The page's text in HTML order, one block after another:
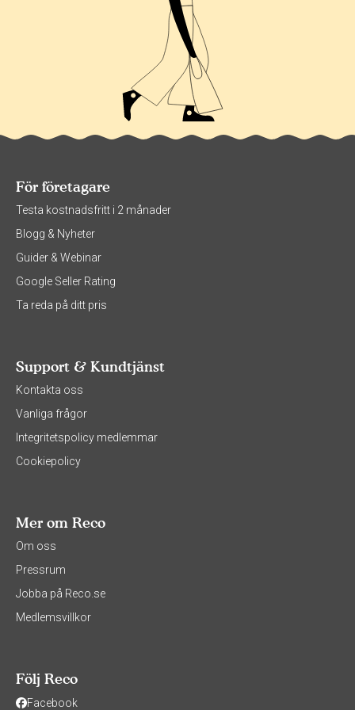
För företagare
Testa kostnadsfritt i 2 månader
Blogg & Nyheter
Guider & Webinar
Google Seller Rating
Ta reda på ditt pris
Support & Kundtjänst
Kontakta oss
Vanliga frågor
Integritetspolicy medlemmar
Cookiepolicy
Mer om Reco
Om oss
Pressrum
Jobba på Reco.se
Medlemsvillkor
Följ Reco
Facebook